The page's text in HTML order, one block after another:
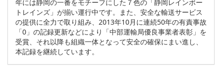
年には静岡の一番をモチーフにした７色の「静岡レインボー
トレインズ」が揃い運行中です。また、安全な輸送サービス
の提供に全力で取り組み、2013年10月に連続50年の有責事故
「0」の記録更新などにより「中部運輸局優良事業者表彰」を
受賞、それ以降も組織一体となって安全の確保にまい進し、
本記録を継続しています。